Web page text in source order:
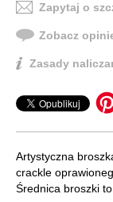
Zapytaj o
Zobacz
Zasady
Artystyczna
crackle
Średnica broszki